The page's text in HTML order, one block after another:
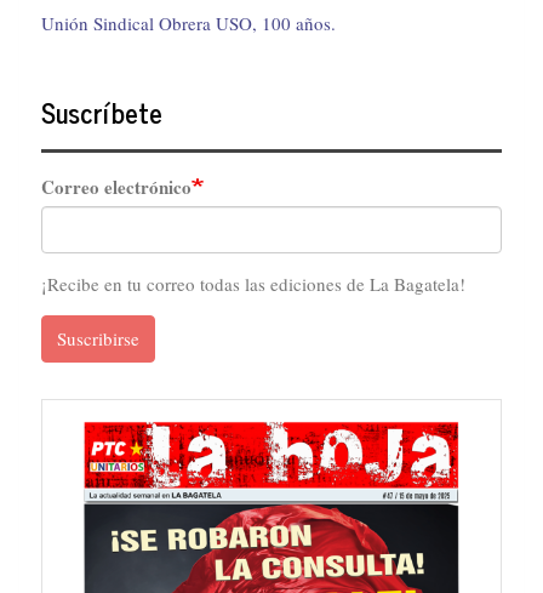
Unión Sindical Obrera USO, 100 años.
Suscríbete
Correo electrónico
¡Recibe en tu correo todas las ediciones de La Bagatela!
Suscribirse